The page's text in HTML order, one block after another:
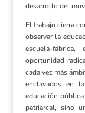
desarrollo del
El trabajo cierra
observar la
escuela-
oportunidad
cada vez más
enclavados en
educación
patriarcal, sino